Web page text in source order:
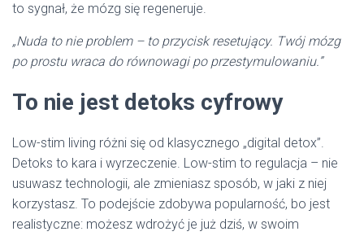
to sygnał, że mózg się regeneruje.
„Nuda to nie problem – to przycisk resetujący. Twój mózg
po prostu wraca do równowagi po przestymulowaniu.”
To nie jest detoks cyfrowy
Low-stim living różni się od klasycznego „digital detox”.
Detoks to kara i wyrzeczenie. Low-stim to regulacja – nie
usuwasz technologii, ale zmieniasz sposób, w jaki z niej
korzystasz. To podejście zdobywa popularność, bo jest
realistyczne: możesz wdrożyć je już dziś, w swoim